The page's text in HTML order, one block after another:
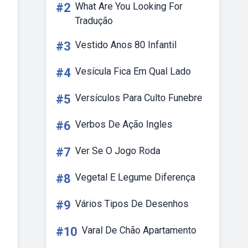
#2 What Are You Looking For
Tradução
#3 Vestido Anos 80 Infantil
#4 Vesícula Fica Em Qual Lado
#5 Versículos Para Culto Funebre
#6 Verbos De Ação Ingles
#7 Ver Se O Jogo Roda
#8 Vegetal E Legume Diferença
#9 Vários Tipos De Desenhos
#10 Varal De Chão Apartamento